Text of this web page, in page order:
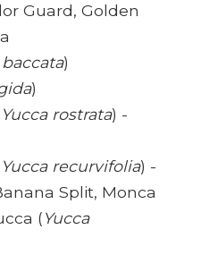
Guard, Golden
baccata)
)
Yucca rostrata) -
Yucca recurvifolia) -
Split, Monca
(Yucca